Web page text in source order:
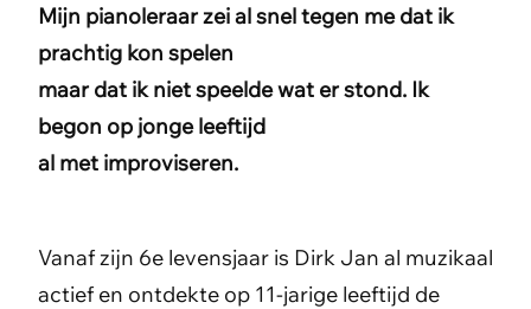
Mijn pianoleraar zei al snel tegen me dat ik
prachtig kon spelen
maar dat ik niet speelde wat er stond. Ik
begon op jonge leeftijd
al met improviseren.
Vanaf zijn 6e levensjaar is Dirk Jan al muzikaal
actief en ontdekte op 11-jarige leeftijd de